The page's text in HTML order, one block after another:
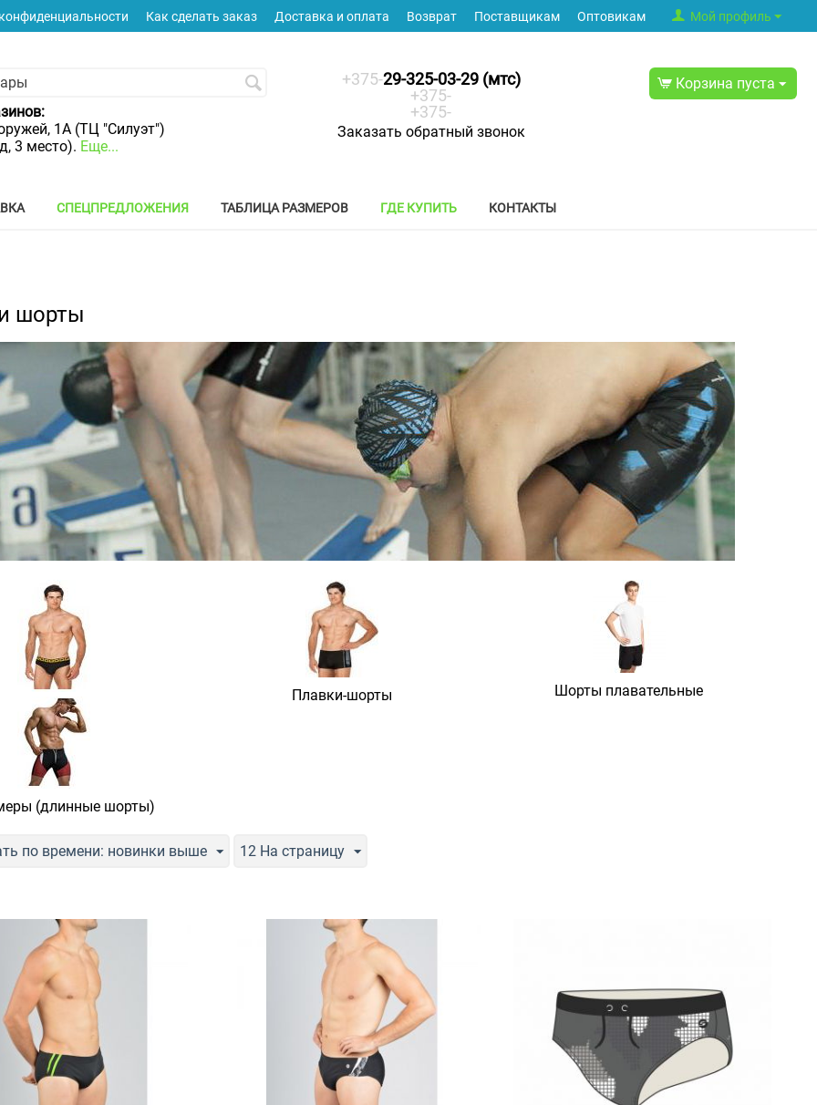
Мой профиль
Как сделать заказ Доставка и оплата Возврат Поставщикам Оптовикам
1А (ТЦ "Силуэт")
3 место). Еще...
+375-29-325-03-29 (мтс)
+375-
+375-
Заказать обратный звонок
Корзина пуста
СПЕЦПРЕДЛОЖЕНИЯ ТАБЛИЦА РАЗМЕРОВ ГДЕ КУПИТЬ КОНТАКТЫ
шорты
Плавки
Плавки-шорты Шорты плавательные
(длинные шорты)
по времени: новинки выше 12 На страницу